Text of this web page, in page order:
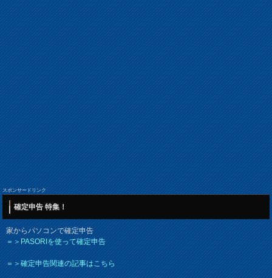
スポンサードリンク
確定申告 特集！
家からパソコンで確定申告
＝＞PASORIを使って確定申告
＝＞確定申告関連の記事はこちら